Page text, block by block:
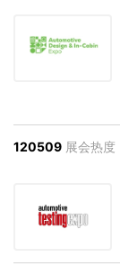
120509 展会热度